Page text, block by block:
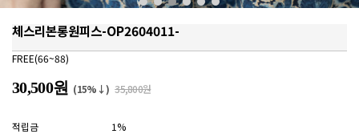
체스리본롱원피스-OP2604011-
FREE(66~88)
30,500원 (15%↓) 35,800원
적립금 1%